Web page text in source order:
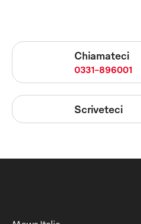
Chiamateci
0331-896001
Scriveteci